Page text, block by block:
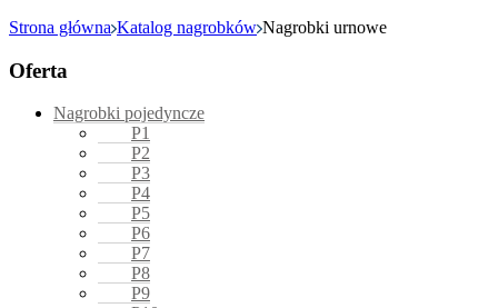
Strona główna Katalog nagrobków Nagrobki urnowe
Oferta
Nagrobki pojedyncze
P1
P2
P3
P4
P5
P6
P7
P8
P9